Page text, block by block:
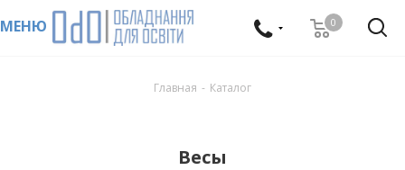
МЕНЮ 0
Главная - Каталог
Весы